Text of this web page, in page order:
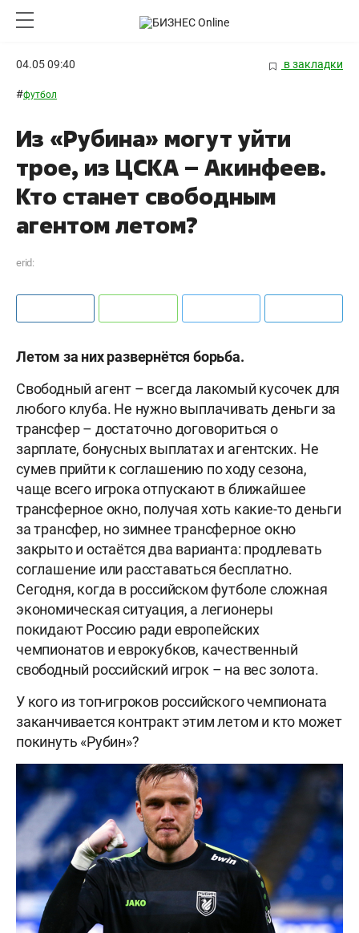
04.05 09:40 в закладки
#футбол
Из «Рубина» могут уйти
трое, из ЦСКА – Акинфеев.
Кто станет свободным
агентом летом?
erid:
Летом за них развернётся борьба.
Свободный агент – всегда лакомый кусочек для
любого клуба. Не нужно выплачивать деньги за
трансфер – достаточно договориться о
зарплате, бонусных выплатах и агентских. Не
сумев прийти к соглашению по ходу сезона,
чаще всего игрока отпускают в ближайшее
трансферное окно, получая хоть какие-то деньги
за трансфер, но зимнее трансферное окно
закрыто и остаётся два варианта: продлевать
соглашение или расставаться бесплатно.
Сегодня, когда в российском футболе сложная
экономическая ситуация, а легионеры
покидают Россию ради европейских
чемпионатов и еврокубков, качественный
свободный российский игрок – на вес золота.
У кого из топ-игроков российского чемпионата
заканчивается контракт этим летом и кто может
покинуть «Рубин»?